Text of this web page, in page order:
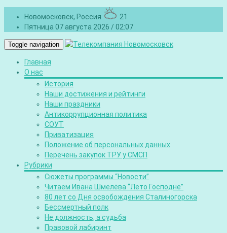
Новомосковск, Россия
21
Пятница 07 августа 2026 / 02:07
Toggle navigation
Главная
О нас
История
Наши достижения и рейтинги
Наши праздники
Антикоррупционная политика
СОУТ
Приватизация
Положение об персональных данных
Перечень закупок ТРУ у СМСП
Рубрики
Сюжеты программы “Новости”
Читаем Ивана Шмелёва “Лето Господне”
80 лет со Дня освобождения Сталиногорска
Бессмертный полк
Не должность, а судьба
Правовой лабиринт